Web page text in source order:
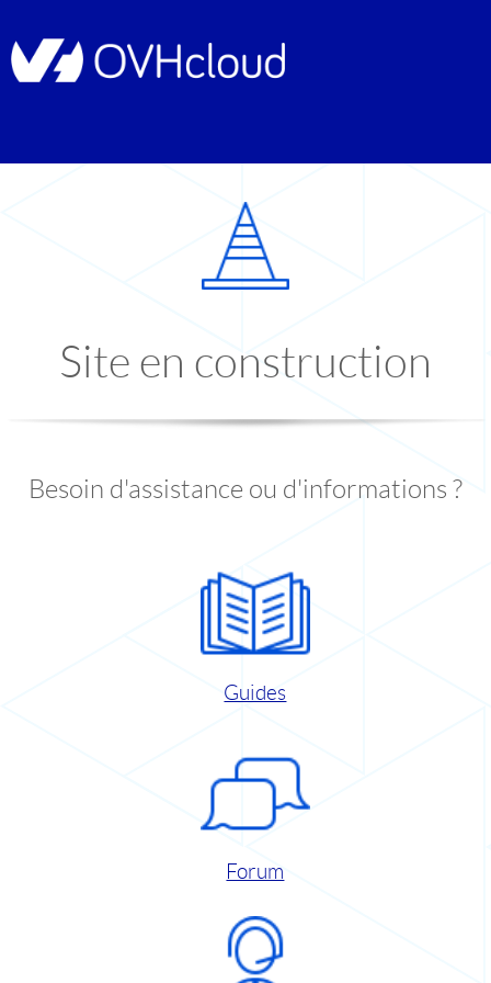
Site en construction
Besoin d'assistance ou d'informations ?
Guides
Forum